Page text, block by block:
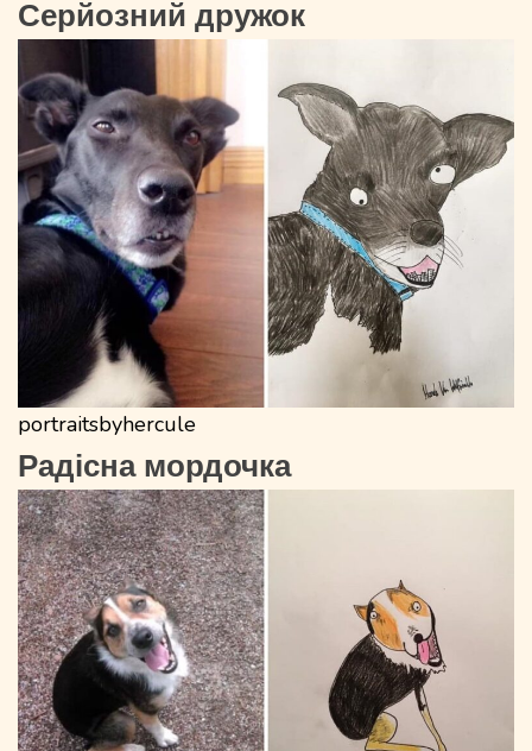
Серйозний дружок
portraitsbyhercule
Радісна мордочка